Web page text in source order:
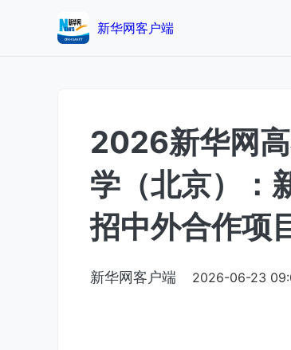
新华网客户端
2026新华网
学（北京）：
招中外合作项
新华网客户端 2026-06-23